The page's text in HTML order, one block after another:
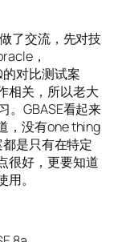
了交流，先对技
，
对比测试案
相关，所以老大
。GBASE看起来
，没有one thing
是只有在特定
很好，更要知道
。